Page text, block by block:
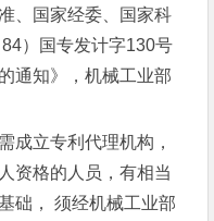
国家经委、国家科
）国专发计字130号
通知》，机械工业部
立专利代理机构，
资格的人员，有相当
础， 须经机械工业部